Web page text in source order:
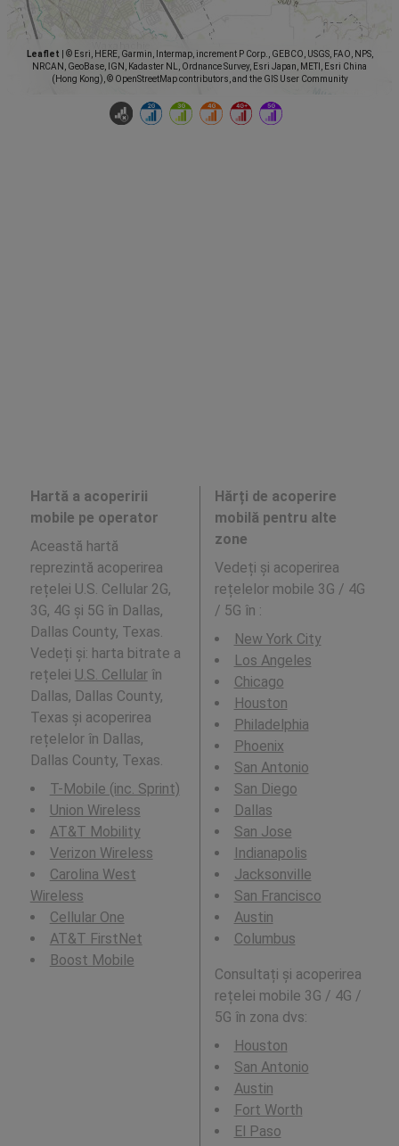
Leaflet
© Esri, HERE, Garmin, Intermap, increment P Corp., GEBCO, USGS, FAO, NPS,
NRCAN, GeoBase, IGN, Kadaster NL, Ordnance Survey, Esri Japan, METI, Esri China
(Hong Kong), © OpenStreetMap contributors, and the GIS User Community
Hartă a acoperirii
mobile pe operator
Această hartă
reprezintă acoperirea
rețelei U.S. Cellular 2G,
3G, 4G și 5G în Dallas,
Dallas County, Texas.
Vedeți și: harta bitrate a
rețelei U.S. Cellularîn
Dallas, Dallas County,
Texas și acoperirea
rețelelor în Dallas,
Dallas County, Texas.
T-Mobile (inc. Sprint)
Union Wireless
AT&T Mobility
Verizon Wireless
Carolina West
Wireless
Cellular One
AT&T FirstNet
Boost Mobile
Hărți de acoperire
mobilă pentru alte
zone
Vedeți și acoperirea
rețelelor mobile 3G / 4G
/ 5G în :
New York City
Los Angeles
Chicago
Houston
Philadelphia
Phoenix
San Antonio
San Diego
Dallas
San Jose
Indianapolis
Jacksonville
San Francisco
Austin
Columbus
Consultați și acoperirea
rețelei mobile 3G / 4G /
5G în zona dvs:
Houston
San Antonio
Austin
Fort Worth
El Paso